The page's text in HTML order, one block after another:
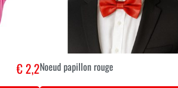
€ 2,2Noeud papillon rouge